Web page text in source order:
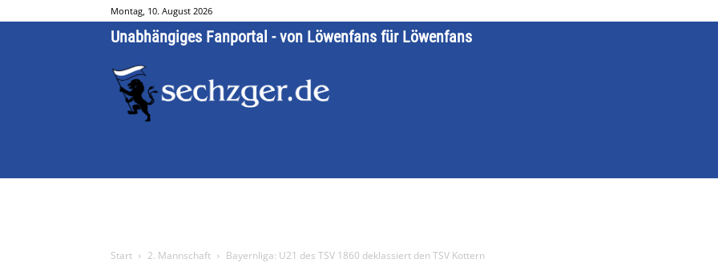
Montag, 10. August 2026
Unabhängiges Fanportal - von Löwenfans für Löwenfans
Start 2. Mannschaft Bayernliga: U21 des TSV 1860 deklassiert den TSV Kottern